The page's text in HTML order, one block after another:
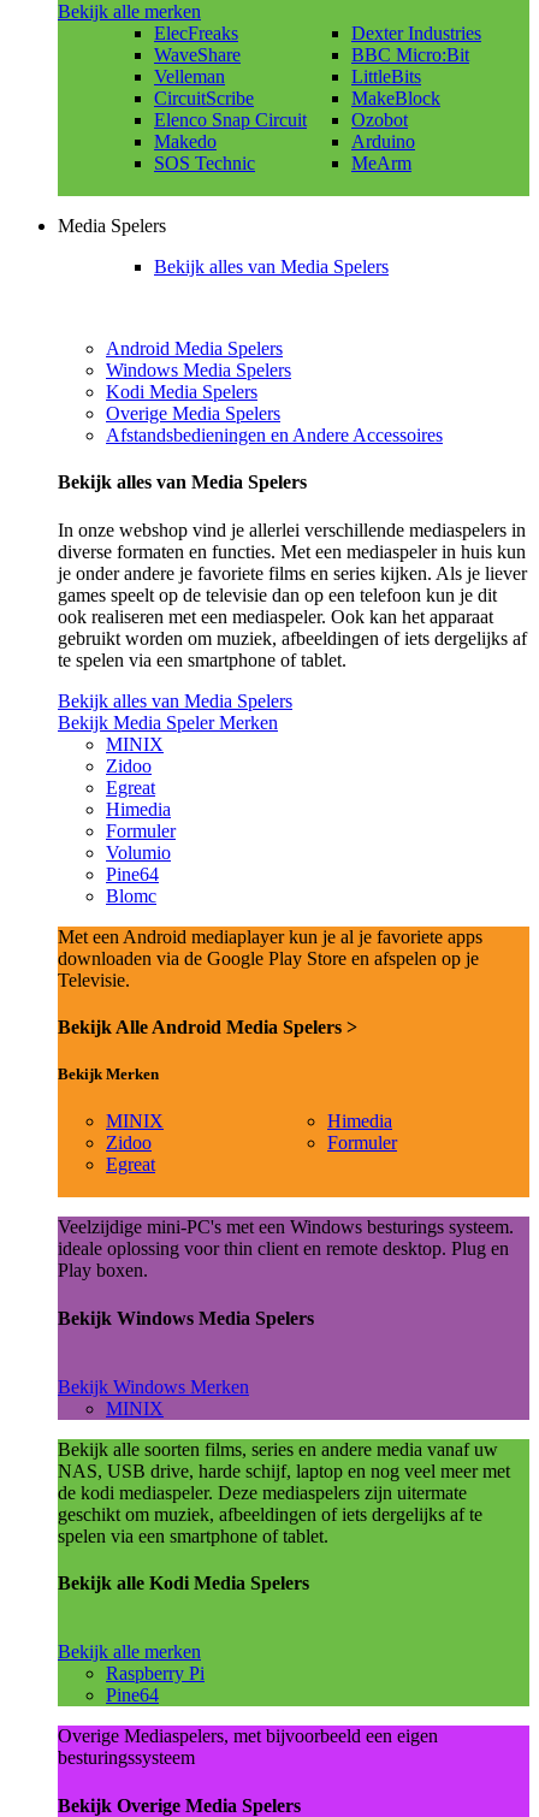
Bekijk alle merken
ElecFreaks
WaveShare
Velleman
CircuitScribe
Elenco Snap Circuit
Makedo
SOS Technic
Dexter Industries
BBC Micro:Bit
LittleBits
MakeBlock
Ozobot
Arduino
MeArm
Media Spelers
Bekijk alles van Media Spelers
Android Media Spelers
Windows Media Spelers
Kodi Media Spelers
Overige Media Spelers
Afstandsbedieningen en Andere Accessoires
Bekijk alles van Media Spelers
In onze webshop vind je allerlei verschillende mediaspelers in
diverse formaten en functies. Met een mediaspeler in huis kun
je onder andere je favoriete films en series kijken. Als je liever
games speelt op de televisie dan op een telefoon kun je dit
ook realiseren met een mediaspeler. Ook kan het apparaat
gebruikt worden om muziek, afbeeldingen of iets dergelijks af
te spelen via een smartphone of tablet.
Bekijk alles van Media Spelers
Bekijk Media Speler Merken
MINIX
Zidoo
Egreat
Himedia
Formuler
Volumio
Pine64
Blomc
Met een Android mediaplayer kun je al je favoriete apps
downloaden via de Google Play Store en afspelen op je
Televisie.
Bekijk Alle Android Media Spelers >
Bekijk Merken
MINIX
Zidoo
Egreat
Himedia
Formuler
Veelzijdige mini-PC's met een Windows besturings systeem.
ideale oplossing voor thin client en remote desktop. Plug en
Play boxen.
Bekijk Windows Media Spelers
Bekijk Windows Merken
MINIX
Bekijk alle soorten films, series en andere media vanaf uw
NAS, USB drive, harde schijf, laptop en nog veel meer met
de kodi mediaspeler. Deze mediaspelers zijn uitermate
geschikt om muziek, afbeeldingen of iets dergelijks af te
spelen via een smartphone of tablet.
Bekijk alle Kodi Media Spelers
Bekijk alle merken
Raspberry Pi
Pine64
Overige Mediaspelers, met bijvoorbeeld een eigen
besturingssysteem
Bekijk Overige Media Spelers